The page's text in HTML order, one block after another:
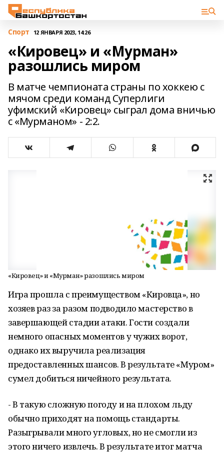
Спорт 12 ЯНВАРЯ 2023, 14:26
«Кировец» и «Мурман»
разошлись миром
В матче чемпионата страны по хоккею с
мячом среди команд Суперлиги
уфимский «Кировец» сыграл дома вничью
с «Мурманом» - 2:2.
«Кировец» и «Мурман» разошлись миром
Игра прошла с преимуществом «Кировца», но
хозяев раз за разом подводило мастерство в
завершающей стадии атаки. Гости создали
немного опасных моментов у чужих ворот,
однако их выручила реализация
предоставленных шансов. В результате «Муром»
сумел добиться ничейного результата.
- В такую сложную погоду и на плохом льду
обычно приходят на помощь стандарты.
Разыгрывали много угловых, но не смогли из
этого ничего извлечь. В результате итог матча